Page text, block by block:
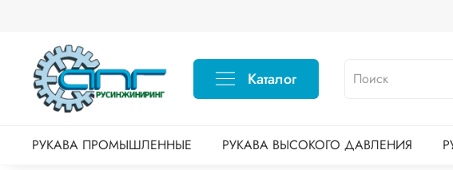
Каталог
РУКАВА ПРОМЫШЛЕННЫЕ РУКАВА ВЫСОКОГО ДАВЛЕНИЯ